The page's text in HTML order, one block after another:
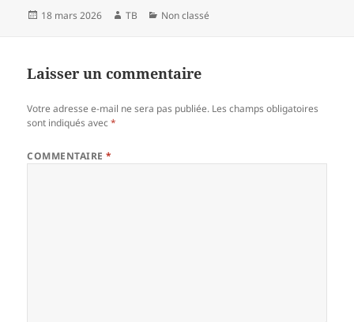
Publié
18 mars 2026 Auteur
TB Catégories
Non classé
Laisser un commentaire
Votre adresse e-mail ne sera pas publiée. Les champs obligatoires
sont indiqués avec*
COMMENTAIRE*